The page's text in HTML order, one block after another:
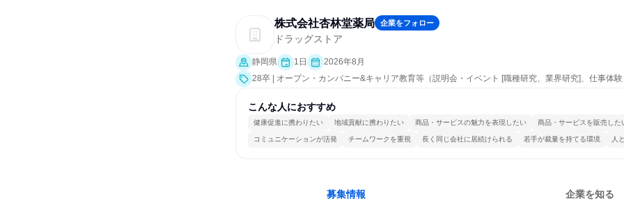
株式会社杏林堂薬局 企業をフォロー
ドラッグストア
静岡県 1日
2026年8月
28卒 | オープン・カンパニー&キャリア教育等（説明会・イベント [職種研究、業界研究]、仕事体験
こんな人におすすめ
健康促進に携わりたい 地域貢献に携わりたい 商品・サービスの魅力を表現したい 商品・サービスを販売した
コミュニケーションが活発 チームワークを重視 長く同じ会社に居続けられる 若手が裁量を持てる環境 人
募集情報 企業を知る